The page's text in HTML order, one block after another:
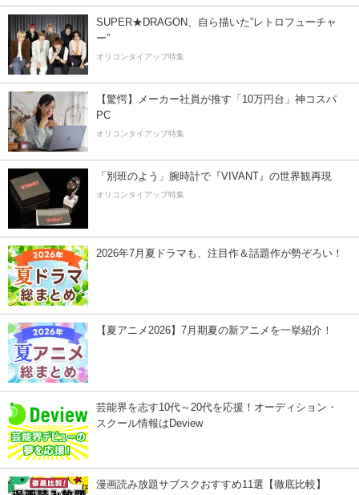
SUPER★DRAGON、自ら描いた”レトロフューチャ
ー”
オリコンタイアップ特集
【驚愕】メーカー社員が推す「10万円台」神コスパ
PC
オリコンタイアップ特集
「別班のよう」腕時計で『VIVANT』の世界観再現
オリコンタイアップ特集
2026年7月夏ドラマも、注目作＆話題作が勢ぞろい！
【夏アニメ2026】7月期夏の新アニメを一挙紹介！
芸能界を志す10代～20代を応援！オーディション・
スクール情報はDeview
漫画読み放題サブスクおすすめ11選【徹底比較】